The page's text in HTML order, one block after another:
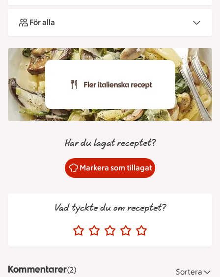
För alla
Har du lagat receptet?
Markera som tillagat
Vad tyckte du om receptet?
Kommentarer(2) Sortera